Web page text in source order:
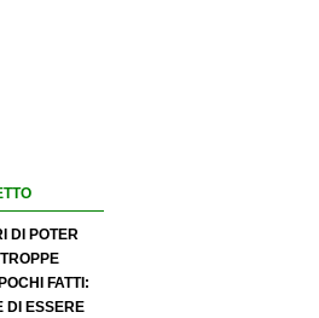
DI POTER
FATTI:
DI ESSERE